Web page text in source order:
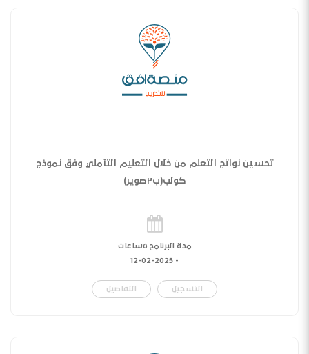
تحسين نواتج التعلم من خلال التعليم التأملي وفق نموذج
كولب(ب٢صوير)
مدة البرنامج ٥ساعات
-
12-02-2025
التسجيل التفاصيل